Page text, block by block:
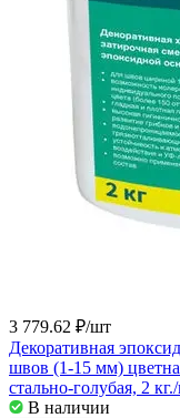
3 779.62 ₽/шт
Декоративная
швов (1-15 мм)
стально-голубая, 2
В наличии